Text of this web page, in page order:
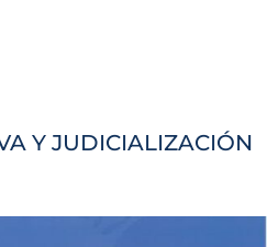
Y JUDICIALIZACIÓN